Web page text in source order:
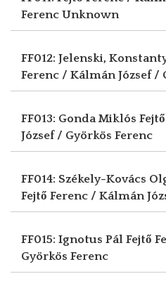
Ferenc Unknown
FF012: Jelenski,
Ferenc / Kálmán József /
FF013: Gonda Miklós
József / Györkös Ferenc
FF014: Székely-Kovács
Fejtő Ferenc / Kálmán
FF015: Ignotus Pál Fejtő
Györkös Ferenc